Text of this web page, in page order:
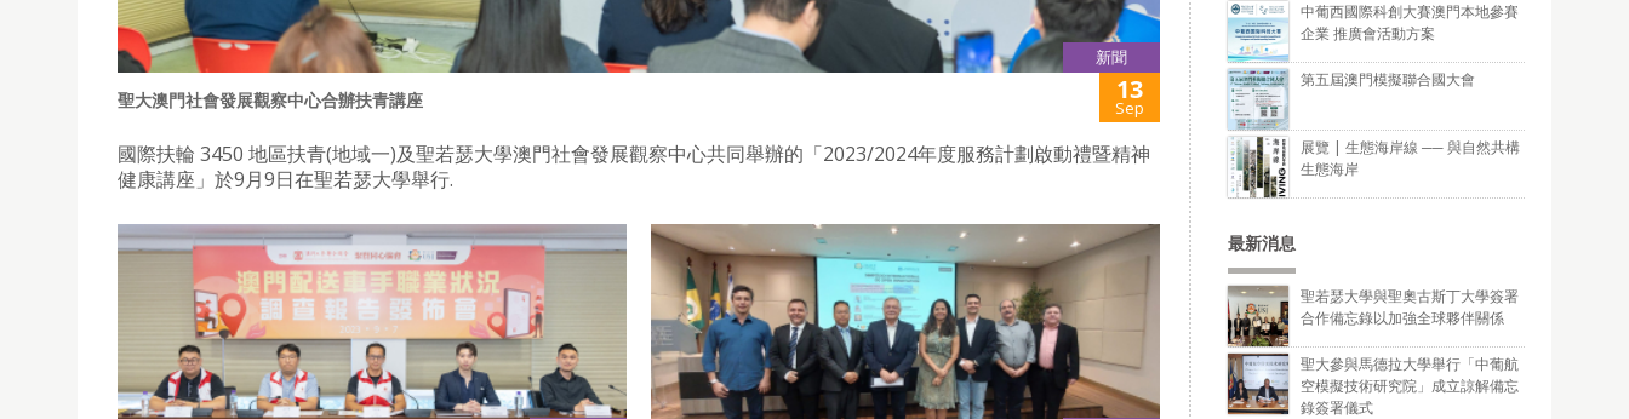
新聞
聖大澳門社會發展觀察中心合辦扶青講座 13
Sep
國際扶輪 3450 地區扶青(地域一)及聖若瑟大學澳門社會發展觀察中心共同舉辦的「2023/2024年度服務計劃啟動禮暨精神
健康講座」於9月9日在聖若瑟大學舉行.
中葡西國際科創大賽澳門本地參賽
企業 推廣會活動方案
第五屆澳門模擬聯合國大會
展覽 | 生態海岸線 ── 與自然共構
生態海岸
最新消息
聖若瑟大學與聖奧古斯丁大學簽署
合作備忘錄以加強全球夥伴關係
聖大參與馬德拉大學舉行「中葡航
空模擬技術研究院」成立諒解備忘
錄簽署儀式